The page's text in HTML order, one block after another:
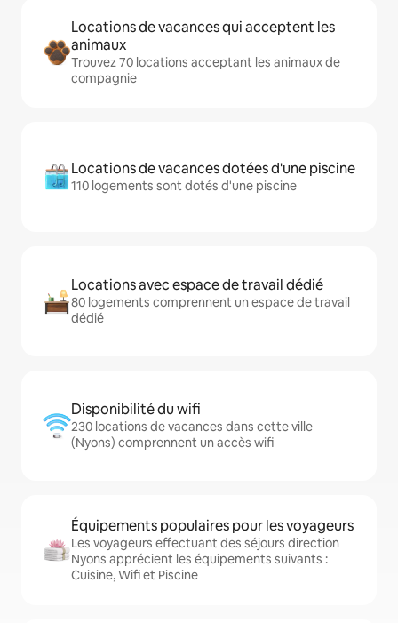
Locations de vacances qui acceptent les
animaux
Trouvez 70 locations acceptant les animaux de
compagnie
Locations de vacances dotées d'une piscine
110 logements sont dotés d'une piscine
Locations avec espace de travail dédié
80 logements comprennent un espace de travail
dédié
Disponibilité du wifi
230 locations de vacances dans cette ville
(Nyons) comprennent un accès wifi
Équipements populaires pour les voyageurs
Les voyageurs effectuant des séjours direction
Nyons apprécient les équipements suivants :
Cuisine, Wifi et Piscine